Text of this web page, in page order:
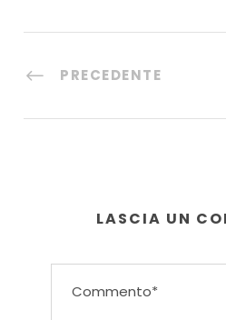
PRECEDENTE
LASCIA UN